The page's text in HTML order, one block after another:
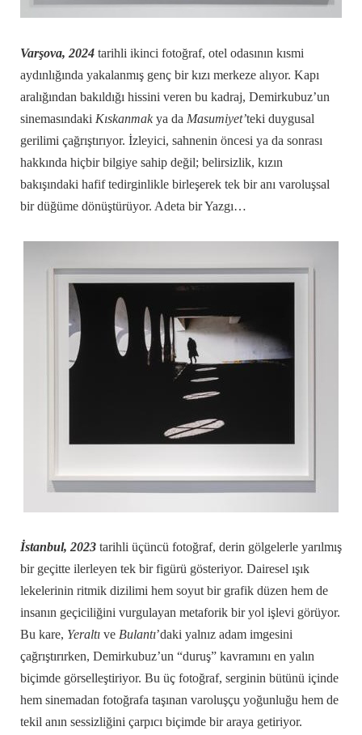
Varşova, 2024 tarihli ikinci fotoğraf, otel odasının kısmi
aydınlığında yakalanmış genç bir kızı merkeze alıyor. Kapı
aralığından bakıldığı hissini veren bu kadraj, Demirkubuz’un
sinemasındaki Kıskanmakya da Masumiyet’teki duygusal
gerilimi çağrıştırıyor. İzleyici, sahnenin öncesi ya da sonrası
hakkında hiçbir bilgiye sahip değil; belirsizlik, kızın
bakışındaki hafif tedirginlikle birleşerek tek bir anı varoluşsal
bir düğüme dönüştürüyor. Adeta bir Yazgı…
İstanbul, 2023 tarihli üçüncü fotoğraf, derin gölgelerle yarılmış
bir geçitte ilerleyen tek bir figürü gösteriyor. Dairesel ışık
lekelerinin ritmik dizilimi hem soyut bir grafik düzen hem de
insanın geçiciliğini vurgulayan metaforik bir yol işlevi görüyor.
Bu kare, Yeraltı ve Bulantı’daki yalnız adam imgesini
çağrıştırırken, Demirkubuz’un “duruş” kavramını en yalın
biçimde görselleştiriyor. Bu üç fotoğraf, serginin bütünü içinde
hem sinemadan fotoğrafa taşınan varoluşçu yoğunluğu hem de
tekil anın sessizliğini çarpıcı biçimde bir araya getiriyor.